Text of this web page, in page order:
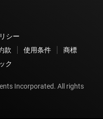
シー
款 使用条件
商標
ク
Incorporated. All rights